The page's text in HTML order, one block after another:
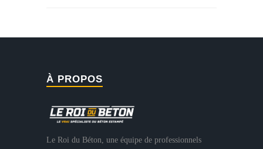
À PROPOS
Le Roi du Béton, une équipe de professionnels